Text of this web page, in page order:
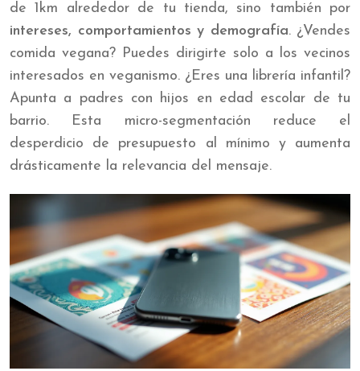
de 1km alrededor de tu tienda, sino también por
intereses, comportamientos y demografía. ¿Vendes
comida vegana? Puedes dirigirte solo a los vecinos
interesados en veganismo. ¿Eres una librería infantil?
Apunta a padres con hijos en edad escolar de tu
barrio. Esta micro-segmentación reduce el
desperdicio de presupuesto al mínimo y aumenta
drásticamente la relevancia del mensaje.